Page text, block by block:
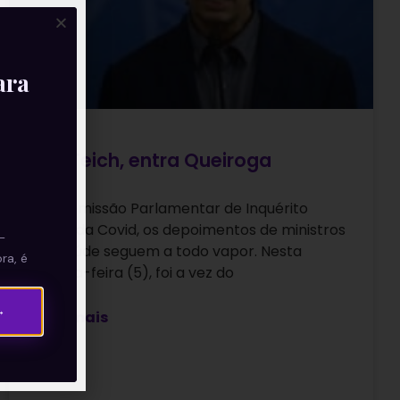
Sai Teich, entra Queiroga
Na Comissão Parlamentar de Inquérito
(CPI) da Covid, os depoimentos de ministros
da Saúde seguem a todo vapor. Nesta
quarta-feira (5), foi a vez do
Leia mais
é